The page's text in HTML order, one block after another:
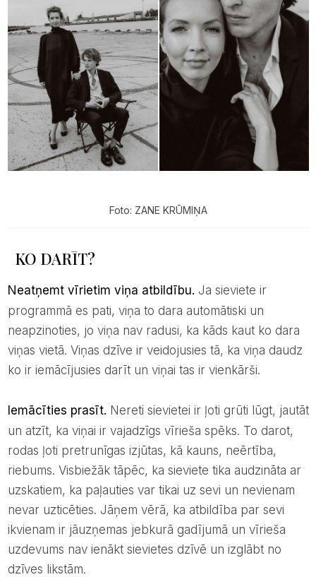
Foto: ZANE KRŪMIŅA
KO DARĪT?
Neatņemt vīrietim viņa atbildību. Ja sieviete ir
programmā es pati, viņa to dara automātiski un
neapzinoties, jo viņa nav radusi, ka kāds kaut ko dara
viņas vietā. Viņas dzīve ir veidojusies tā, ka viņa daudz
ko ir iemācījusies darīt un viņai tas ir vienkārši.
Iemācīties prasīt. Nereti sievietei ir ļoti grūti lūgt, jautāt
un atzīt, ka viņai ir vajadzīgs vīrieša spēks. To darot,
rodas ļoti pretrunīgas izjūtas, kā kauns, neērtība,
riebums. Visbiežāk tāpēc, ka sieviete tika audzināta ar
uzskatiem, ka paļauties var tikai uz sevi un nevienam
nevar uzticēties. Jāņem vērā, ka atbildība par sevi
ikvienam ir jāuzņemas jebkurā gadījumā un vīrieša
uzdevums nav ienākt sievietes dzīvē un izglābt no
dzīves likstām.